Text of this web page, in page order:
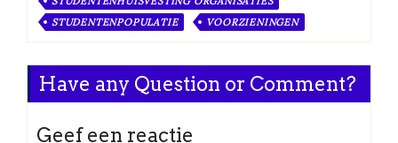
STUDENTENPOPULATIE
VOORZIENINGEN
Have any Question or Comment?
Geef een reactie